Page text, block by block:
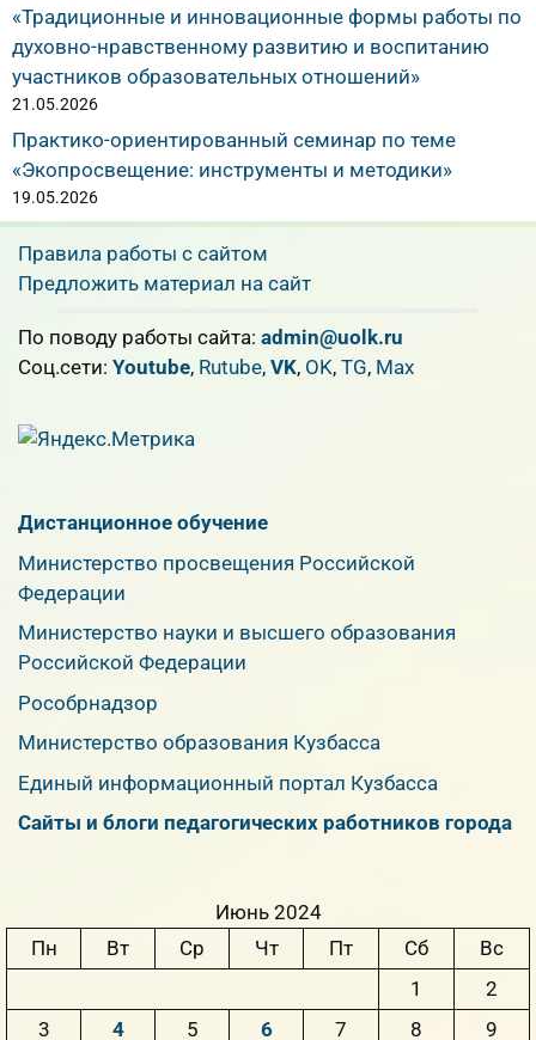
«Традиционные и инновационные формы работы по
духовно-нравственному развитию и воспитанию
участников образовательных отношений»
21.05.2026
Практико-ориентированный семинар по теме
«Экопросвещение: инструменты и методики»
19.05.2026
Правила работы с сайтом
Предложить материал на сайт
По поводу работы сайта: admin@uolk.ru
Cоц.сети: Youtube, Rutube, VK, OK, TG, Max
Дистанционное обучение
Министерство просвещения Российской
Федерации
Министерство науки и высшего образования
Российской Федерации
Рособрнадзор
Министерство образования Кузбасса
Единый информационный портал Кузбасса
Сайты и блоги педагогических работников города
Июнь 2024
Пн
Вт Ср Чт Пт Сб
Вс
1
2
3
4 5 6 7 8 9